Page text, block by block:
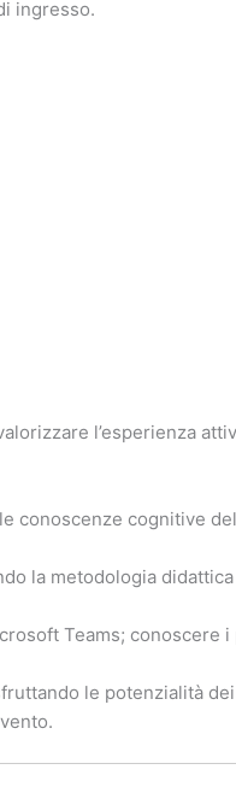
ingresso.
l’esperienza
conoscenze cognitive
la metodologia
Teams; conoscere
le potenzialità